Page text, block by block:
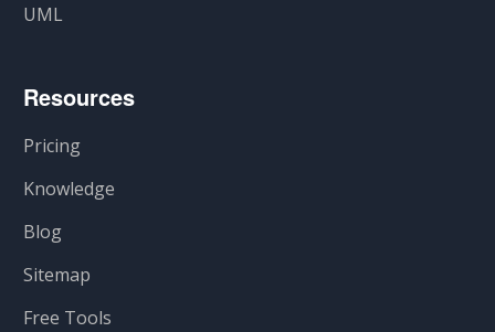
UML
Resources
Pricing
Knowledge
Blog
Sitemap
Free Tools